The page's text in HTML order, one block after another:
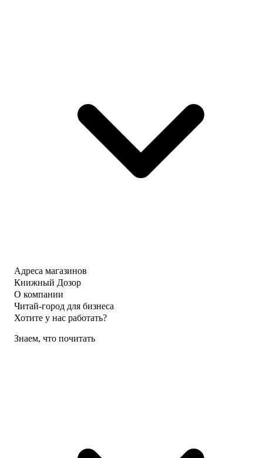
Адреса магазинов
Книжный Дозор
О компании
Читай-город для бизнеса
Хотите у нас работать?
Знаем, что почитать